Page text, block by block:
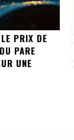
PRIX DE
PARE
UNE